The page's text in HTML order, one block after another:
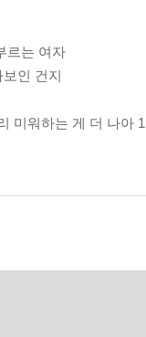
르는 여자
인 건지
미워하는 게 더 나아 1